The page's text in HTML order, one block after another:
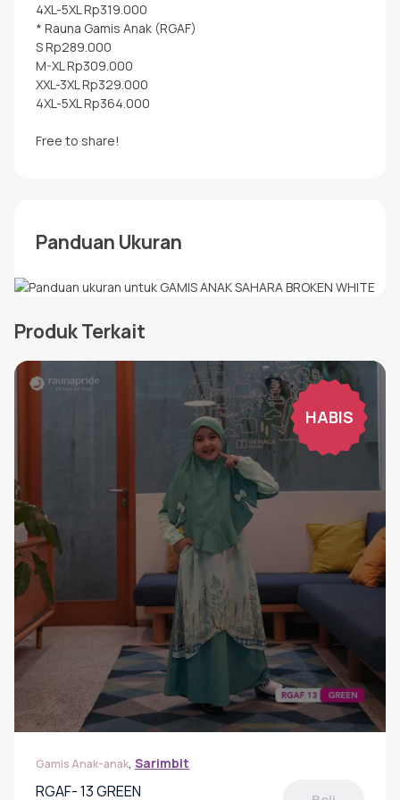
4XL-5XL Rp319.000
* Rauna Gamis Anak (RGAF)
S Rp289.000
M-XL Rp309.000
XXL-3XL Rp329.000
4XL-5XL Rp364.000
Free to share!
Panduan Ukuran
Produk Terkait
Gamis Anak-anak, Sarimbit
RGAF- 13 GREEN
HABIS